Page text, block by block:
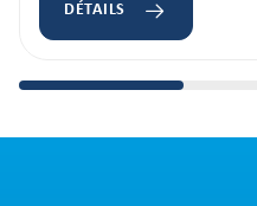
DÉTAILS